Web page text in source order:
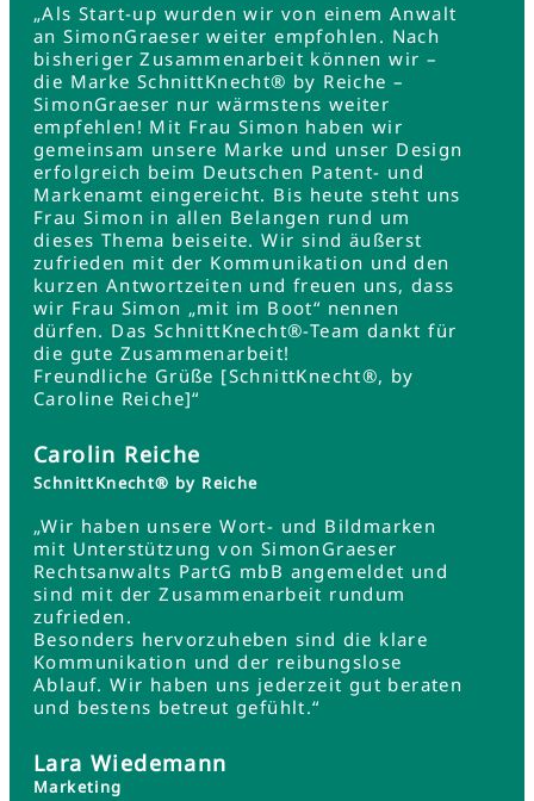
„Als Start-up wurden wir von einem Anwalt
an SimonGraeser weiter empfohlen. Nach
bisheriger Zusammenarbeit können wir –
die Marke SchnittKnecht® by Reiche –
SimonGraeser nur wärmstens weiter
empfehlen! Mit Frau Simon haben wir
gemeinsam unsere Marke und unser Design
erfolgreich beim Deutschen Patent- und
Markenamt eingereicht. Bis heute steht uns
Frau Simon in allen Belangen rund um
dieses Thema beiseite. Wir sind äußerst
zufrieden mit der Kommunikation und den
kurzen Antwortzeiten und freuen uns, dass
wir Frau Simon „mit im Boot“ nennen
dürfen. Das SchnittKnecht®-Team dankt für
die gute Zusammenarbeit!
Freundliche Grüße [SchnittKnecht®, by
Caroline Reiche]“
Carolin Reiche
SchnittKnecht® by Reiche
„Wir haben unsere Wort- und Bildmarken
mit Unterstützung von SimonGraeser
Rechtsanwalts PartG mbB angemeldet und
sind mit der Zusammenarbeit rundum
zufrieden.
Besonders hervorzuheben sind die klare
Kommunikation und der reibungslose
Ablauf. Wir haben uns jederzeit gut beraten
und bestens betreut gefühlt.“
Lara Wiedemann
Marketing